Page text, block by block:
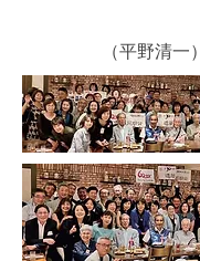
（平野清一）